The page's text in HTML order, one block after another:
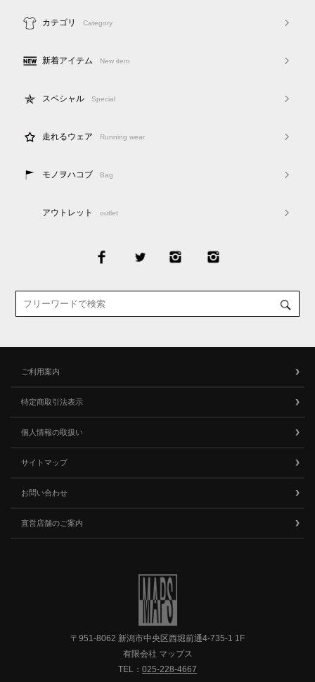
カテゴリ Category
新着アイテム New item
スペシャル Special
走れるウェア Running wear
モノヲハコブ Bag
アウトレット outlet
ご利用案内
特定商取引法表示
個人情報の取扱い
サイトマップ
お問い合わせ
直営店舗のご案内
〒951-8062 新潟市中央区西堀前通4-735-1 1F
有限会社 マップス
TEL： 025-228-4667